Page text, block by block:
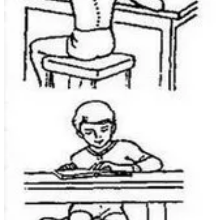
Красивая осанка — это ровная спина и расправленная
Причины плохой осанки
К изменениям позвоночного столба